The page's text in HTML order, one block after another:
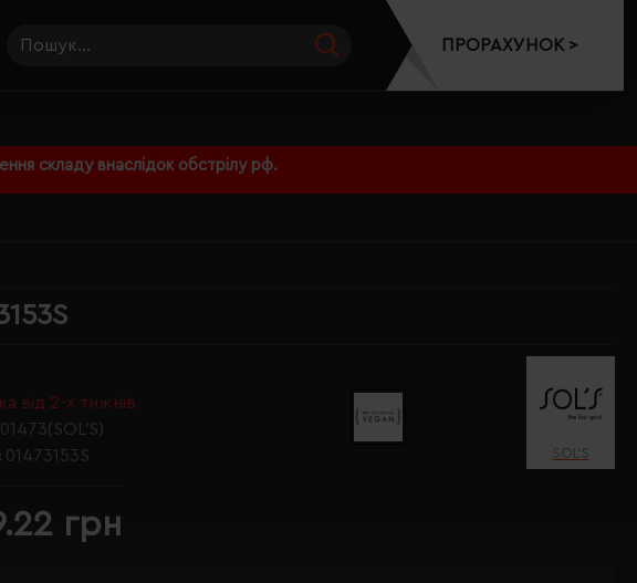
складу внаслідок обстрілу рф.
ПРОРАХУНОК >
від 2-х тижнів
01473(SOL’S)
01473153S SOL’S
грн